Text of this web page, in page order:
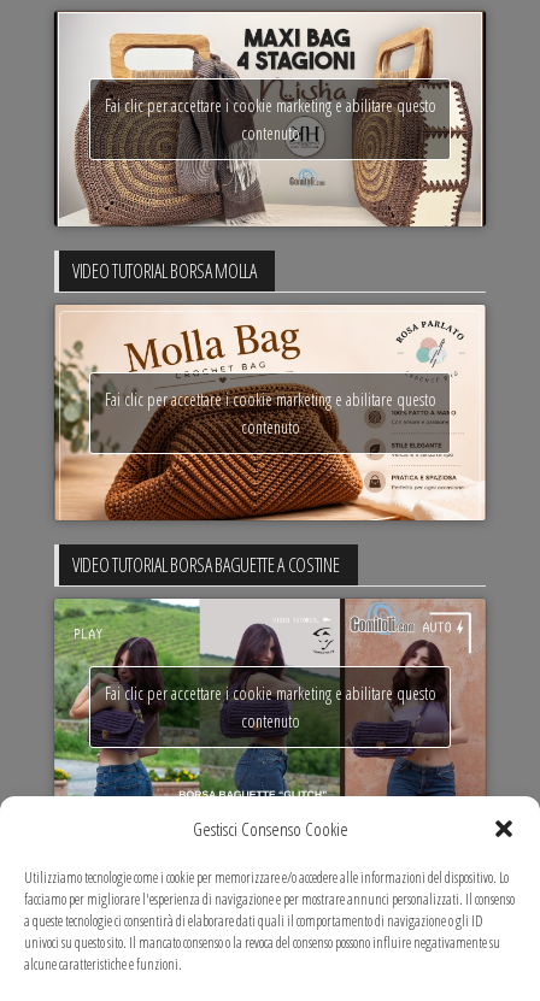
Gestisci Consenso Cookie
Utilizziamo tecnologie come i cookie per memorizzare e/o accedere alle informazioni del dispositivo. Lo
facciamo per migliorare l'esperienza di navigazione e per mostrare annunci personalizzati. Il consenso
a queste tecnologie ci consentirà di elaborare dati quali il comportamento di navigazione o gli ID
univoci su questo sito. Il mancato consenso o la revoca del consenso possono influire negativamente su
alcune caratteristiche e funzioni.
Fai clic per accettare i cookie marketing e abilitare questo
contenuto
VIDEO TUTORIAL BORSA MOLLA
Fai clic per accettare i cookie marketing e abilitare questo
contenuto
VIDEO TUTORIAL BORSA BAGUETTE A COSTINE
Fai clic per accettare i cookie marketing e abilitare questo
contenuto